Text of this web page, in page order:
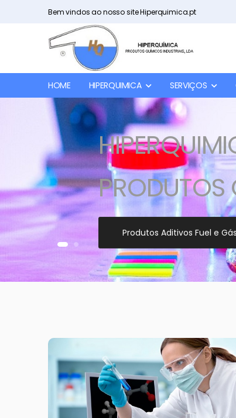
Bem vindos ao nosso site Hiperquimica.pt
HOME HIPERQUIMICA SERVIÇOS
PRODUTOS
Produtos Aditivos Fuel e Gás